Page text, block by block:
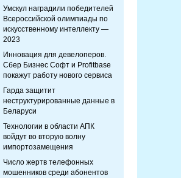
Умскул наградили победителей
Всероссийской олимпиады по
искусственному интеллекту —
2023
Инновация для девелоперов.
Сбер Бизнес Софт и Profitbase
покажут работу нового сервиса
Гарда защитит
неструктурированные данные в
Беларуси
Технологии в области АПК
войдут во вторую волну
импортозамещения
Число жертв телефонных
мошенников среди абонентов